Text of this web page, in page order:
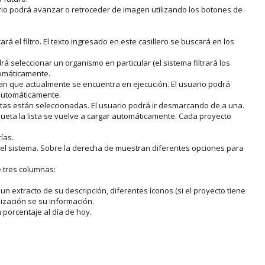
podrá avanzar o retroceder de imagen utilizando los botones de
el filtro. El texto ingresado en este casillero se buscará en los
seleccionar un organismo en particular (el sistema filtrará los
que actualmente se encuentra en ejecución. El usuario podrá
están seleccionadas. El usuario podrá ir desmarcando de a una.
la lista se vuelve a cargar automáticamente. Cada proyecto
sistema. Sobre la derecha de muestran diferentes opciones para
columnas:
extracto de su descripción, diferentes íconos (si el proyecto tiene
se su información.
al día de hoy.